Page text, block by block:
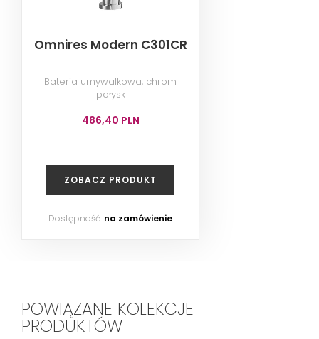
Omnires Modern C301CR
Bateria umywalkowa, chrom
połysk
486,40 PLN
ZOBACZ PRODUKT
Dostępność: na zamówienie
POWIĄZANE KOLEKCJE
PRODUKTÓW